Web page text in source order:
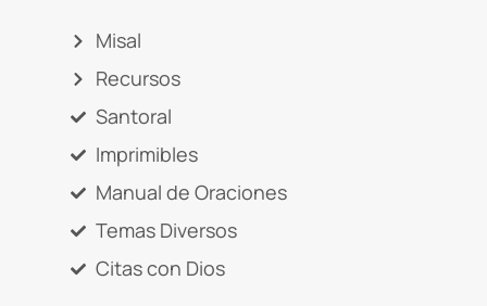
Misal
Recursos
Santoral
Imprimibles
Manual de Oraciones
Temas Diversos
Citas con Dios